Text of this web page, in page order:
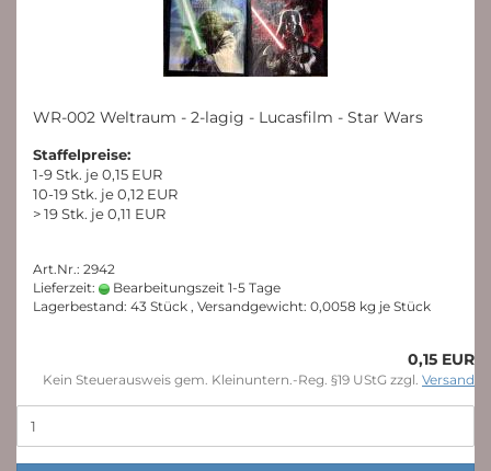
WR-002 Weltraum - 2-lagig - Lucasfilm - Star Wars
Staffelpreise:
1-9 Stk. je 0,15 EUR
10-19 Stk. je 0,12 EUR
> 19 Stk. je 0,11 EUR
Art.Nr.: 2942
Lieferzeit:
Bearbeitungszeit 1-5 Tage
Lagerbestand: 43 Stück , Versandgewicht: 0,0058 kg je Stück
0,15 EUR
Kein Steuerausweis gem. Kleinuntern.-Reg. §19 UStG zzgl. Versand